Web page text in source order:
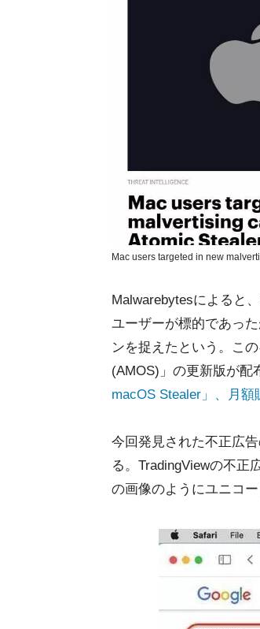
Mac users targeted in new
Malwarebytesによると
ユーザーが標的であっ
ンを捉えたという。こ
(AMOS)」の更新版が配
macOS Stealer」、月額
今回発見された不正広
る。TradingViewの不正
の画像のようにユニコ